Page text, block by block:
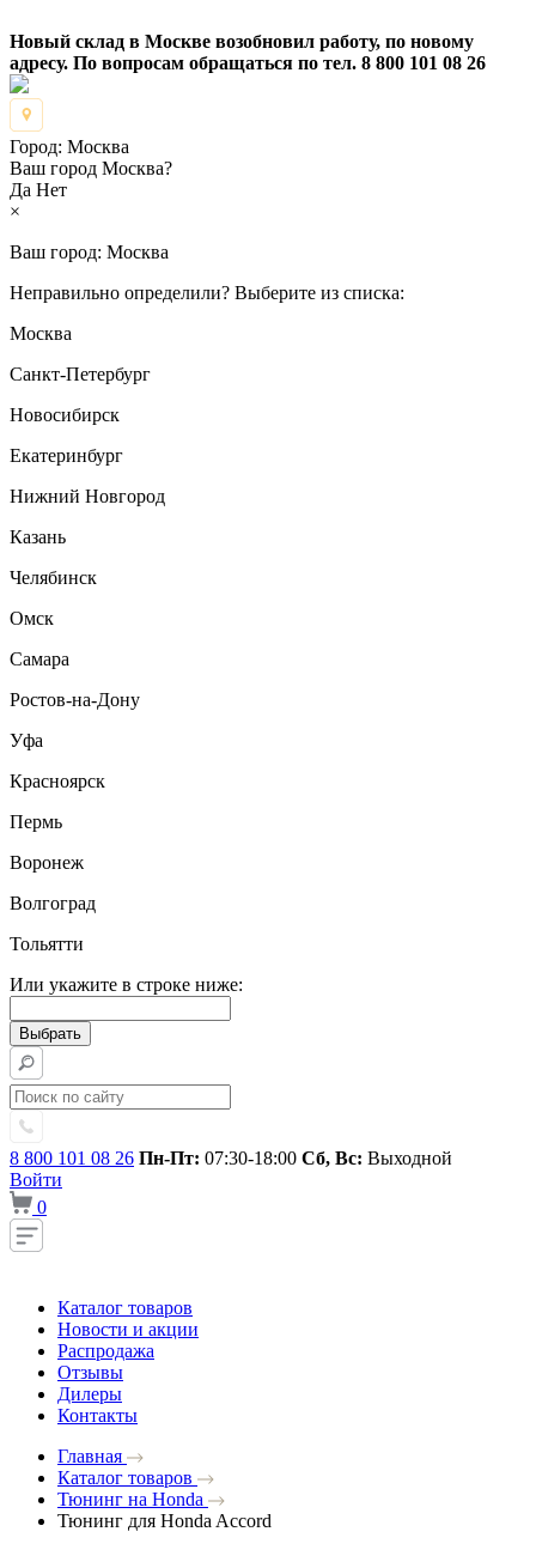
Новый склад в Москве возобновил работу, по новому
адресу. По вопросам обращаться по тел. 8 800 101 08 26
Город: Москва
Ваш город Москва?
Да Нет
×
Ваш город: Москва
Неправильно определили? Выберите из списка:
Москва
Санкт-Петербург
Новосибирск
Екатеринбург
Нижний Новгород
Казань
Челябинск
Омск
Самара
Ростов-на-Дону
Уфа
Красноярск
Пермь
Воронеж
Волгоград
Тольятти
Или укажите в строке ниже:
8 800 101 08 26 Пн-Пт: 07:30-18:00 Сб, Вс: Выходной
Войти
0
Каталог товаров
Новости и акции
Распродажа
Отзывы
Дилеры
Контакты
Главная
Каталог товаров
Тюнинг на Honda
Тюнинг для Honda Accord